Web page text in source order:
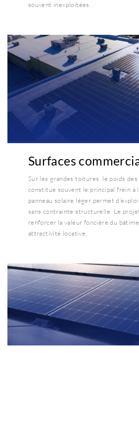
souvent inexploitées.
Surfaces
Sur les grandes toitures, le poids des
constitue souvent le principal frein à
panneau solaire léger permet
sans contrainte structurelle. Le
renforcer la valeur foncière du
attractivité locative.